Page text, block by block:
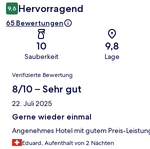
9,6 Hervorragend
65 Bewertungen
10
Sauberkeit
9,8
Lage
Bewertungen
Verifizierte Bewertung
8/10 – Sehr gut
22. Juli 2025
Gerne wieder einmal
Angenehmes Hotel mit gutem Preis-
Eduard, Aufenthalt von 2 Nächten